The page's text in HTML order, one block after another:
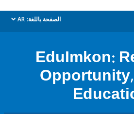
الصفحة باللغة: AR
dropdown